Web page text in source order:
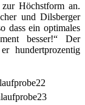
Höchstform an.
und Dilsberger
dass ein optimales
besser!“ Der
hundertprozentig